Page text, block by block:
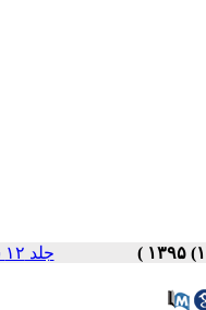
جلد ۱۲ شماره ۴ صفحات ۸-۱